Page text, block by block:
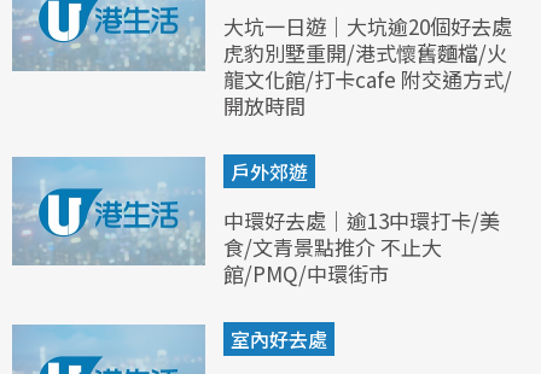
大坑一日遊｜大坑逾20個好去處
虎豹別墅重開/港式懷舊麵檔/火
龍文化館/打卡cafe 附交通方式/
開放時間
戶外郊遊
中環好去處｜逾13中環打卡/美
食/文青景點推介 不止大
館/PMQ/中環街市
室內好去處